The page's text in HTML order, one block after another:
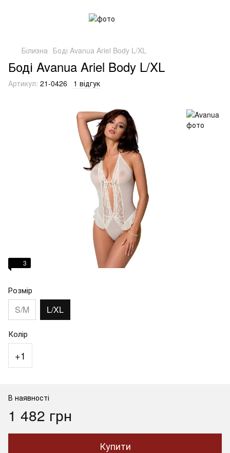
Білизна Боді Avanua Ariel Body L/XL
Боді Avanua Ariel Body L/XL
Артикул: 21-0426 1 відгук
3
Розмір
S/M L/XL
Колір
+1
В наявності
1 482 грн
Купити